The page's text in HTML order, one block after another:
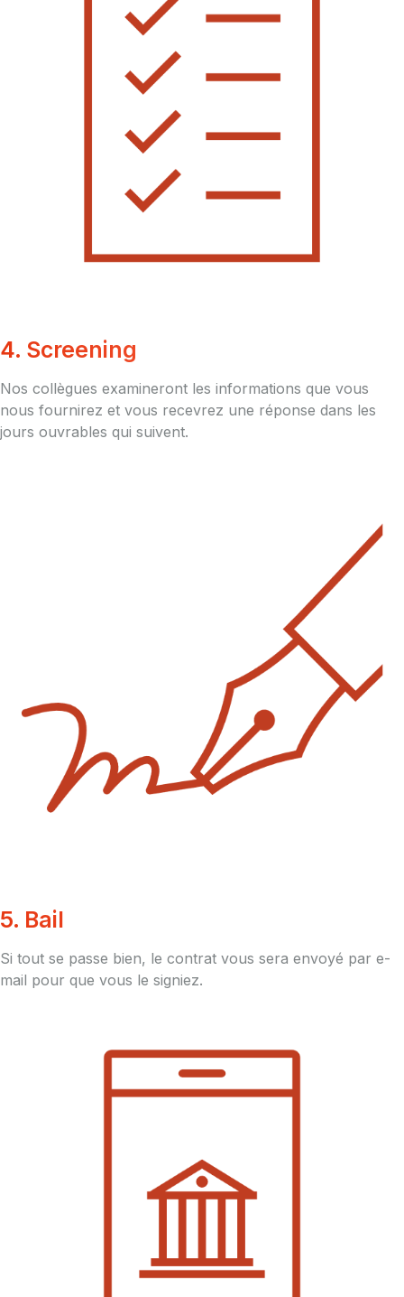
4. Screening
Nos collègues examineront les informations que vous
nous fournirez et vous recevrez une réponse dans les
jours ouvrables qui suivent.
5. Bail
Si tout se passe bien, le contrat vous sera envoyé par e-
mail pour que vous le signiez.